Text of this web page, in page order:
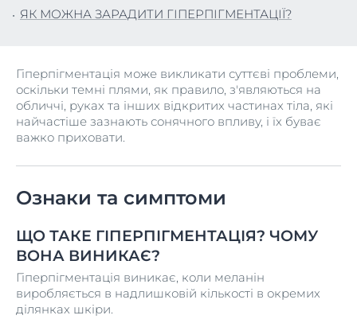
ЯК МОЖНА ЗАРАДИТИ ГІПЕРПІГМЕНТАЦІЇ?
Гіперпігментація може викликати суттєві проблеми,
оскільки темні плями, як правило, з'являються на
обличчі, руках та інших відкритих частинах тіла, які
найчастіше зазнають сонячного впливу, і їх буває
важко приховати.
Ознаки та симптоми
ЩО ТАКЕ ГІПЕРПІГМЕНТАЦІЯ? ЧОМУ
ВОНА ВИНИКАЄ?
Гіперпігментація виникає, коли меланін
виробляється в надлишковій кількості в окремих
ділянках шкіри.